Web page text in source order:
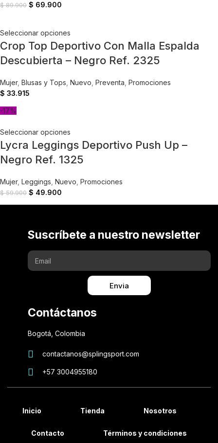
$89.900 $ 69.900
Seleccionar opciones
Crop Top Deportivo Con Malla Espalda
Descubierta – Negro Ref. 2325
Mujer, Blusas y Tops Nuevo Preventa Promociones
$ 33.915
-17%
Seleccionar opciones
Lycra Leggings Deportivo Push Up –
Negro Ref. 1325
Mujer, Leggings Nuevo Promociones
$59.900 $ 49.900
Suscríbete a nuestro newsletter
Envia
Contáctanos
Bogotá, Colombia
contactanos@splingsport.com
+57 3004955180
Inicio Tienda Nosotros
Contacto Términos y condiciones